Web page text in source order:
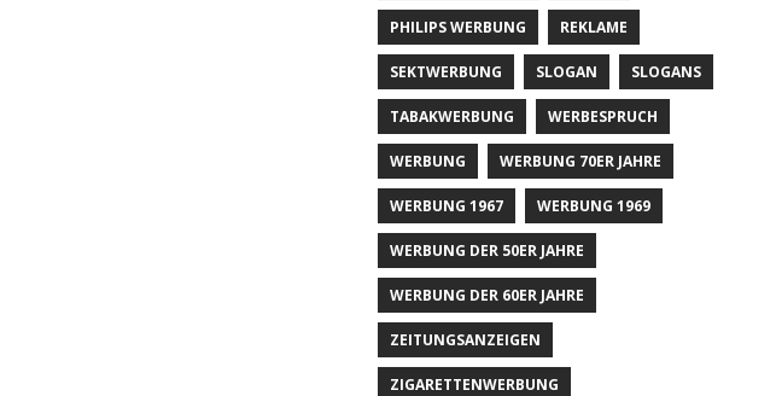
PHILIPS WERBUNG REKLAME
SEKTWERBUNG SLOGAN SLOGANS
TABAKWERBUNG WERBESPRUCH
WERBUNG WERBUNG 70ER JAHRE
WERBUNG 1967 WERBUNG 1969
WERBUNG DER 50ER JAHRE
WERBUNG DER 60ER JAHRE
ZEITUNGSANZEIGEN
ZIGARETTENWERBUNG